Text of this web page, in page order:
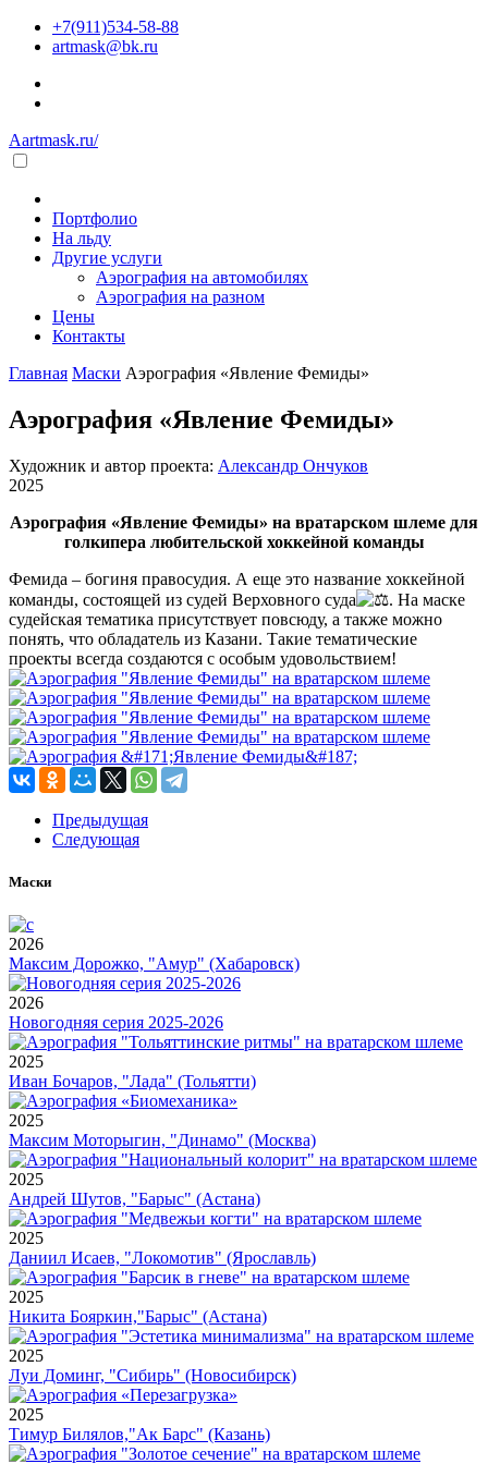
+7(911)534-58-88
artmask@bk.ru
Aartmask.ru/
Портфолио
На льду
Другие услуги
Аэрография на автомобилях
Аэрография на разном
Цены
Контакты
Главная Маски Аэрография «Явление Фемиды»
Аэрография «Явление Фемиды»
Художник и автор проекта: Александр Ончуков
2025
Аэрография «Явление Фемиды» на вратарском шлеме для
голкипера любительской хоккейной команды
Фемида – богиня правосудия. А еще это название хоккейной
команды, состоящей из судей Верховного суда
. На маске
судейская тематика присутствует повсюду, а также можно
понять, что обладатель из Казани. Такие тематические
проекты всегда создаются с особым удовольствием!
Предыдущая
Следующая
Маски
2026
Максим Дорожко, "Амур" (Хабаровск)
2026
Новогодняя серия 2025-2026
2025
Иван Бочаров, "Лада" (Тольятти)
2025
Максим Моторыгин, "Динамо" (Москва)
2025
Андрей Шутов, "Барыс" (Астана)
2025
Даниил Исаев, "Локомотив" (Ярославль)
2025
Никита Бояркин,"Барыс" (Астана)
2025
Луи Доминг, "Сибирь" (Новосибирск)
2025
Тимур Билялов,"Ак Барс" (Казань)